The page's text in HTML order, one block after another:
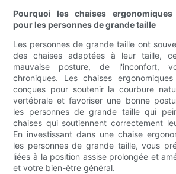
Pourquoi les chaises
pour les personnes de grande taille
Les personnes de grande taille ont
des chaises adaptées à leur taille,
mauvaise posture, de l'inconfort,
chroniques. Les chaises
conçues pour soutenir la courbure
vertébrale et favoriser une bonne
les personnes de grande taille qui
chaises qui soutiennent correctement
En investissant dans une chaise
les personnes de grande taille, vous
liées à la position assise prolongée et
et votre bien-être général.